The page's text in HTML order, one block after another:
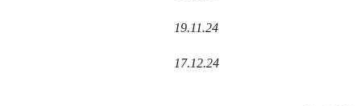
19.11.24
17.12.24